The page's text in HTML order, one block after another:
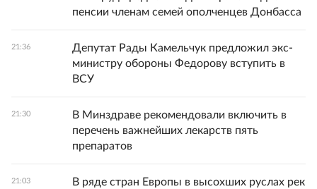
пенсии членам семей ополченцев Донбасса
21:36
Депутат Рады Камельчук предложил экс-
министру обороны Федорову вступить в
ВСУ
21:30
В Минздраве рекомендовали включить в
перечень важнейших лекарств пять
препаратов
21:03
В ряде стран Европы в высохших руслах рек